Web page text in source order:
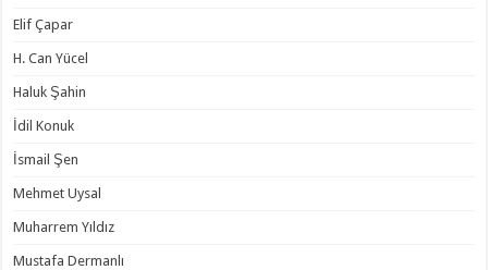
Elif Çapar
H. Can Yücel
Haluk Şahin
İdil Konuk
İsmail Şen
Mehmet Uysal
Muharrem Yıldız
Mustafa Dermanlı